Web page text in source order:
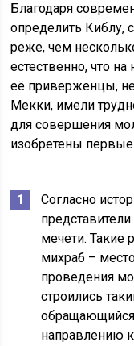
Благодаря
определить Киблу,
реже, чем
естественно, что
её приверженцы,
Мекки, имели
для совершения
изобретены
Согласно
мечети. Такие
михраб –
проведения
строились
обращающийся
направлению